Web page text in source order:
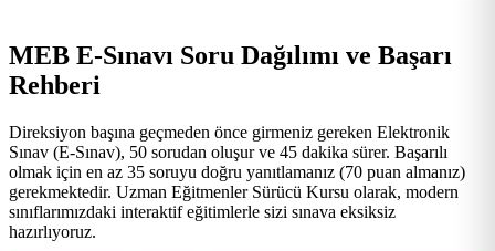
MEB E-Sınavı Soru Dağılımı ve Başarı
Rehberi
Direksiyon başına geçmeden önce girmeniz gereken Elektronik
Sınav (E-Sınav), 50 sorudan oluşur ve 45 dakika sürer. Başarılı
olmak için en az 35 soruyu doğru yanıtlamanız (70 puan almanız)
gerekmektedir. Uzman Eğitmenler Sürücü Kursu olarak, modern
sınıflarımızdaki interaktif eğitimlerle sizi sınava eksiksiz
hazırlıyoruz.